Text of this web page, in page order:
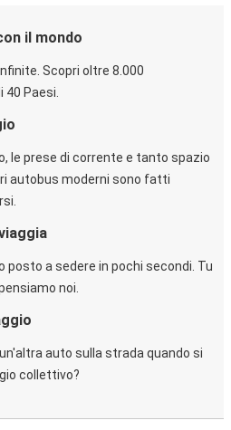
il mondo
Scopri oltre 8.000
Paesi.
le prese di corrente e tanto spazio
autobus moderni sono fatti
posto a sedere in pochi secondi. Tu
noi.
auto sulla strada quando si
collettivo?